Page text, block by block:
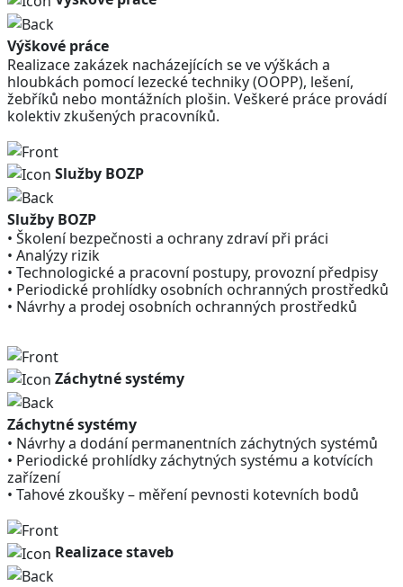
Výškové práce
Realizace zakázek nacházejících se ve výškách a
hloubkách pomocí lezecké techniky (OOPP), lešení,
žebříků nebo montážních plošin. Veškeré práce provádí
kolektiv zkušených pracovníků.
Služby BOZP
Služby BOZP
• Školení bezpečnosti a ochrany zdraví při práci
• Analýzy rizik
• Technologické a pracovní postupy, provozní předpisy
• Periodické prohlídky osobních ochranných prostředků
• Návrhy a prodej osobních ochranných prostředků
Záchytné systémy
Záchytné systémy
• Návrhy a dodání permanentních záchytných systémů
• Periodické prohlídky záchytných systému a kotvících
zařízení
• Tahové zkoušky – měření pevnosti kotevních bodů
Realizace staveb